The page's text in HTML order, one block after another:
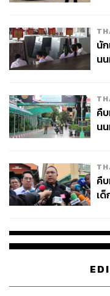
ขายผ่าน LINE
LINE SHOPPING โด
ออนไลน์สำหรับมือใหม่
คอยให้คำแนะนำและแล
นั
น
คื
น
คื
เ